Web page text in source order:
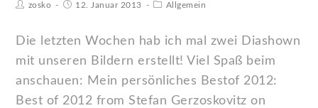
zosko 12. Januar 2013 Allgemein
Die letzten Wochen hab ich mal zwei Diashown
mit unseren Bildern erstellt! Viel Spaß beim
anschauen: Mein persönliches Bestof 2012:
Best of 2012 from Stefan Gerzoskovitz on